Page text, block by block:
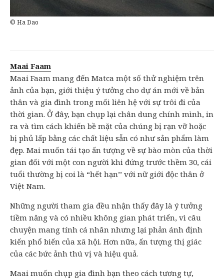
© Ha Dao
Maai Faam
Maai Faam mang đến Matca một số thử nghiệm trên
ảnh của bạn, giới thiệu ý tưởng cho dự án mới về bản
thân và gia đình trong mối liên hệ với sự trôi đi của
thời gian. Ở đây, bạn chụp lại chân dung chính mình, in
ra và tìm cách khiến bề mặt của chúng bị rạn vỡ hoặc
bị phủ lấp bằng các chất liệu sẵn có như sản phẩm làm
đẹp. Mai muốn tái tạo ấn tượng về sự bào mòn của thời
gian đối với một con người khi đứng trước thềm 30, cái
tuổi thường bị coi là “hết hạn’’ với nữ giới độc thân ở
Việt Nam.
Những người tham gia đều nhận thấy đây là ý tưởng
tiềm năng và có nhiều không gian phát triển, vì câu
chuyện mang tính cá nhân nhưng lại phản ánh định
kiến phổ biến của xã hội. Hơn nữa, ấn tượng thị giác
của các bức ảnh thú vị và hiệu quả.
Maai muốn chụp gia đình bạn theo cách tương tự,